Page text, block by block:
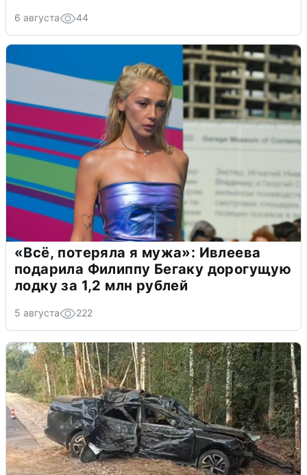
6 августа 44
«Всё, потеряла я мужа»: Ивлеева
подарила Филиппу Бегаку дорогущую
лодку за 1,2 млн рублей
5 августа 222